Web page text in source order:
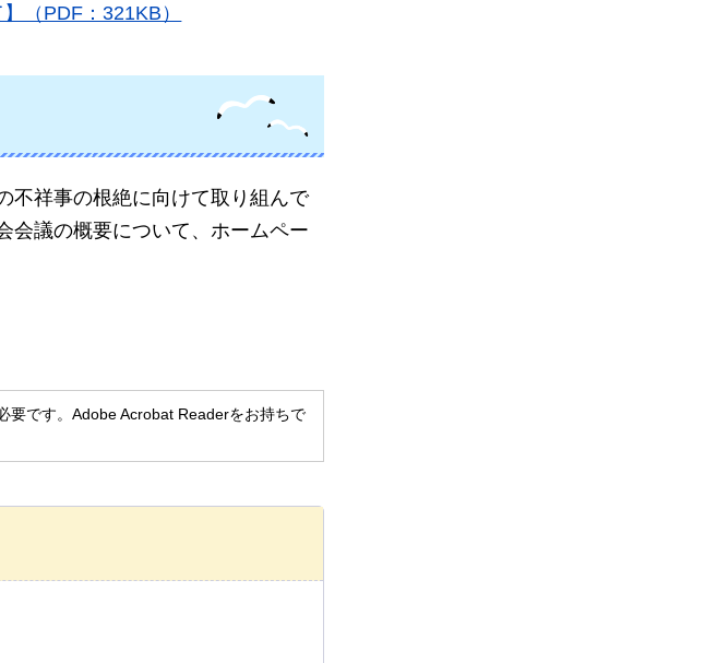
（PDF：321KB）
不祥事の根絶に向けて取り組んで
会議の概要について、ホームペー
要です。Adobe Acrobat Readerをお持ちで